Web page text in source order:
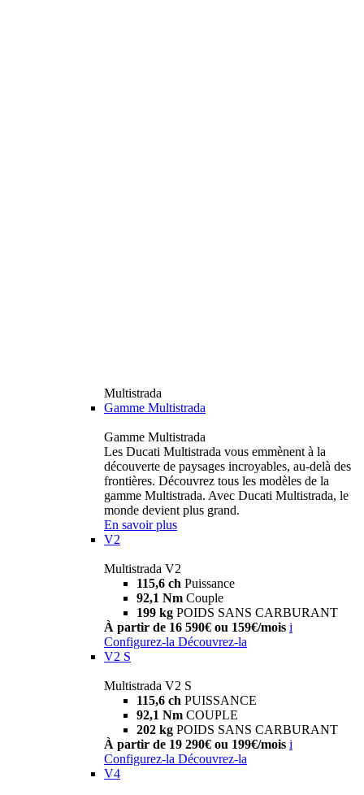
Multistrada
Gamme Multistrada
Gamme Multistrada
Les Ducati Multistrada vous emmènent à la
découverte de paysages incroyables, au-delà des
frontières. Découvrez tous les modèles de la
gamme Multistrada. Avec Ducati Multistrada, le
monde devient plus grand.
En savoir plus
V2
Multistrada V2
115,6 ch Puissance
92,1 Nm Couple
199 kg POIDS SANS CARBURANT
À partir de 16 590€ ou 159€/mois i
Configurez-la Découvrez-la
V2 S
Multistrada V2 S
115,6 ch PUISSANCE
92,1 Nm COUPLE
202 kg POIDS SANS CARBURANT
À partir de 19 290€ ou 199€/mois i
Configurez-la Découvrez-la
V4